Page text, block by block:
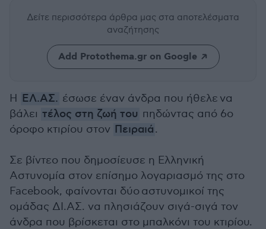
Δείτε περισσότερα άρθρα μας στα αποτελέσματα
αναζήτησης
Add Protothema.gr on Google
Η ΕΛ.ΑΣ. έσωσε έναν άνδρα που ήθελε να
βάλει τέλος στη ζωή του πηδώντας από 6ο
όροφο κτιρίου στον Πειραιά.
Σε βίντεο που δημοσίευσε η Ελληνική
Αστυνομία στον επίσημο λογαριασμό της στο
Facebook, φαίνονται δύο αστυνομικοί της
ομάδας ΔΙ.ΑΣ. να πλησιάζουν σιγά-σιγά τον
άνδρα που βρίσκεται στο μπαλκόνι του κτιρίου.